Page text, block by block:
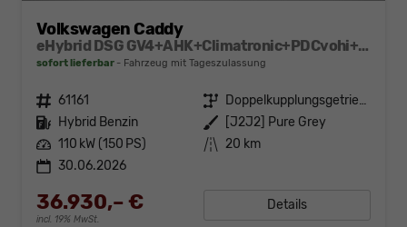
Volkswagen Caddy
eHybrid DSG GV4+AHK+Climatronic+PDCvohi+Cam+Regensens.+AppConnect
sofort lieferbar Fahrzeug mit Tageszulassung
Fahrzeugnr. 61161 Getriebe
Doppelkupplungsgetriebe (DSG)
Kraftstoff Hybrid Benzin Außenfarbe
[J2J2] Pure Grey
Leistung 110 kW (150 PS) Kilometerstand 20 km
30.06.2026
36.930,– €
incl. 19% MwSt.
Details